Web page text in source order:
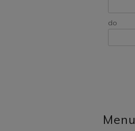
do
Menu